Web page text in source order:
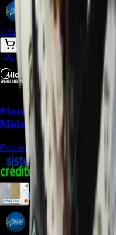
$ 265.831
> ver_
> desbloquear oferta_
-4%
Motor fan
Midea (Outdoor) - REP-
Precio Regular:
270.963